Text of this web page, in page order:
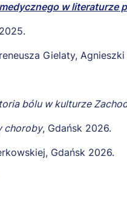
w literaturze
Gielaty,
bólu w kulturze
choroby, Gdańsk 2026.
Gdańsk 2026.